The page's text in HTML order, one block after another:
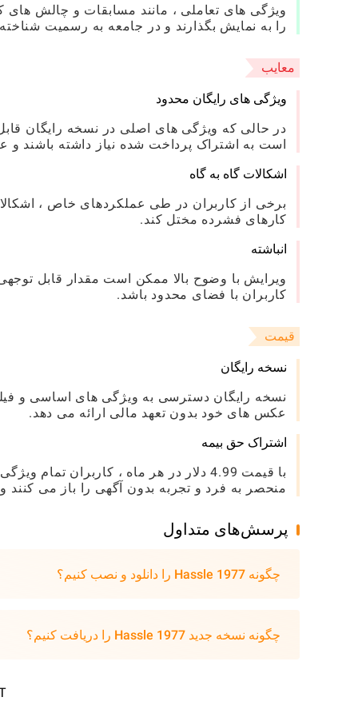
ویژگی های تعاملی ، مانند مسابقات و چالش های
را به نمایش بگذارند و در جامعه به رسمیت
معایب
ویژگی های رایگان محدود
در حالی که ویژگی های اصلی در نسخه رایگان
است به اشتراک پرداخت شده نیاز داشته باشند و
اشکالات گاه به گاه
برخی از کاربران در طی عملکردهای خاص ،
کارهای فشرده مختل کند.
انباشته
ویرایش با وضوح بالا ممکن است مقدار قابل
کاربران با فضای محدود باشد.
قیمت
نسخه رایگان
نسخه رایگان دسترسی به ویژگی های اساسی و
عکس های خود بدون تعهد مالی ارائه می دهد.
اشتراک حق بیمه
با قیمت 4.99 دلار در هر ماه ، کاربران
منحصر به فرد و تجربه بدون آگهی را باز می کنند
پرسش‌های متداول
چگونه Hassle 1977 را دانلود و نصب کنیم؟
چگونه نسخه جدید Hassle 1977 را دریافت کنیم؟